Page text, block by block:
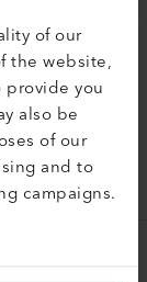
of our
the website,
you
also be
of our
and to
campaigns.
Umfeld.
Wir